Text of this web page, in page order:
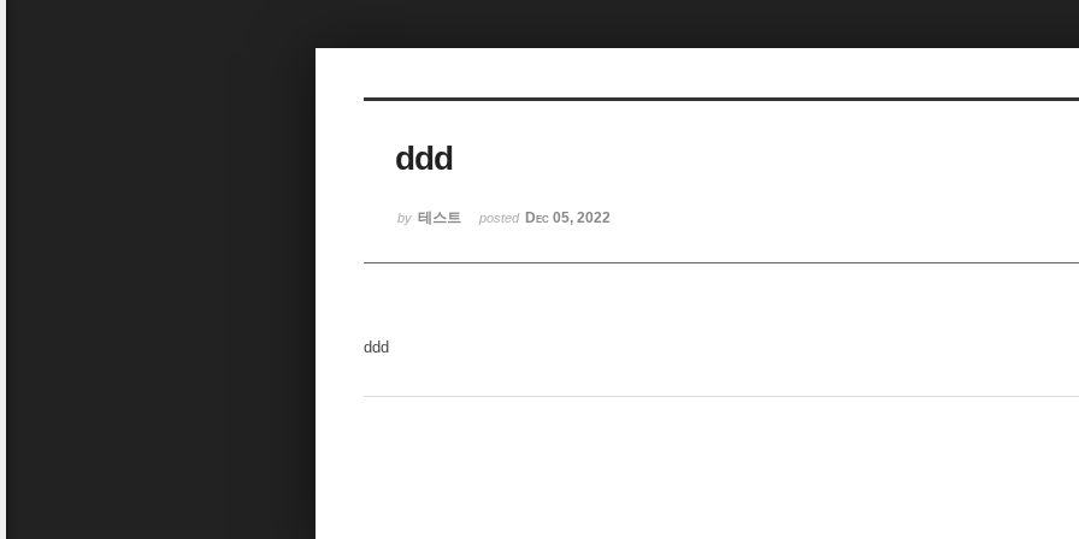
ddd
by 테스트 posted Dec 05, 2022
ddd
Sketchbook5, 스케치북5
Sketchbook5, 스케치북5